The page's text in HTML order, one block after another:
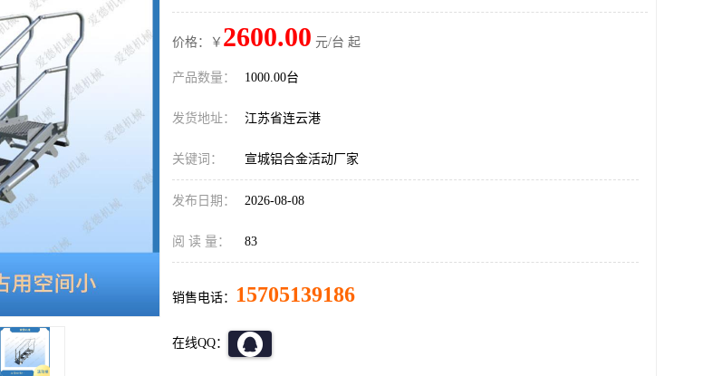
价格：￥ 2600.00 元/台 起
产品数量： 1000.00台
发货地址： 江苏省连云港
关键词： 宣城铝合金活动厂家
发布日期： 2026-08-08
阅 读 量： 83
销售电话： 15705139186
在线QQ：